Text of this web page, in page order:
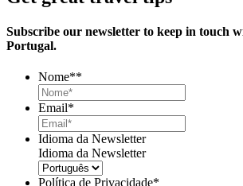
Subscribe our newsletter to keep in touch
Portugal.
Nome**
Email*
Idioma da Newsletter
Idioma da Newsletter
Política de Privacidade*